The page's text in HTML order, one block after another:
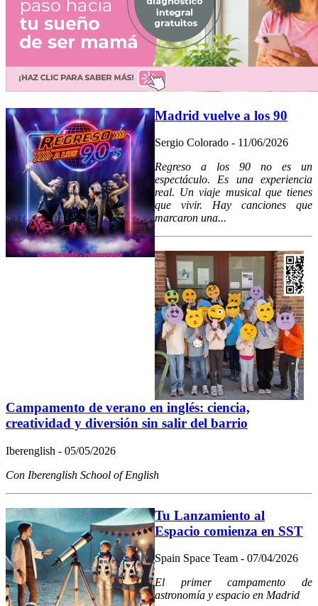
Madrid vuelve a los 90
Sergio Colorado - 11/06/2026
Regreso a los 90 no es un
espectáculo. Es una experiencia
real. Un viaje musical que tienes
que vivir. Hay canciones que
marcaron una...
Campamento de verano en inglés: ciencia,
creatividad y diversión sin salir del barrio
Iberenglish - 05/05/2026
Con Iberenglish School of English
Tu Lanzamiento al
Espacio comienza en SST
Spain Space Team - 07/04/2026
El primer campamento de
astronomía y espacio en Madrid